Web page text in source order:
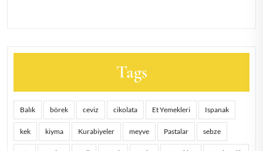
Tags
Balık börek ceviz cikolata Et Yemekleri Ispanak
kek kiyma Kurabiyeler meyve Pastalar sebze